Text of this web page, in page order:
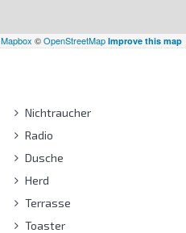
Mapbox ©OpenStreetMap Improve this map
Nichtraucher
Radio
Dusche
Herd
Terrasse
Toaster